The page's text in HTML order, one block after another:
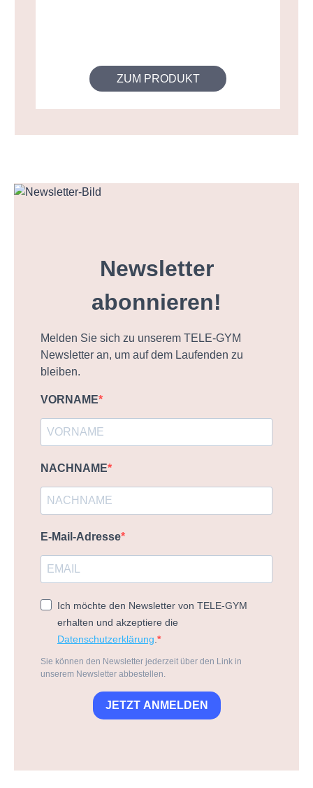
ZUM PRODUKT
Newsletter
abonnieren!
Melden Sie sich zu unserem TELE-GYM
Newsletter an, um auf dem Laufenden zu
bleiben.
VORNAME
NACHNAME
E-Mail-Adresse
Ich möchte den Newsletter von TELE-GYM
erhalten und akzeptiere die
Datenschutzerklärung
Sie können den Newsletter jederzeit über den Link in
unserem Newsletter abbestellen.
JETZT ANMELDEN